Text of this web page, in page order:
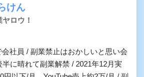
けん
ロウ！
社員 / 副業禁止はおかしいと思い会
に晴れて副業解禁 / 2021年12月実